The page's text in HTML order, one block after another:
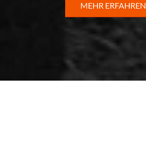
MEHR ERFAHREN